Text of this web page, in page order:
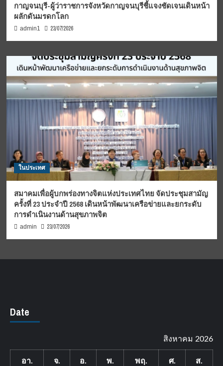
กาญจนบุรี-ผู้ว่าราชการจังหวัดกาญจนบุรีชี้แจงชัดเจนเดินหน้า
ผลักดันมรดกโลก
admin1 23/07/2026
ในประเทศ
สมาคมเพื่อผู้บกพร่องทางจิตแห่งประเทศไทย จัดประชุมสามัญ
ครั้งที่ 23 ประจำปี 2568 เดินหน้าพัฒนาเครือข่ายและยกระดับ
การดำเนินงานด้านสุขภาพจิต
admin 23/07/2026
Date
สิงหาคม 2026
อา. จ. อ. พ. พฤ. ศ. ส.